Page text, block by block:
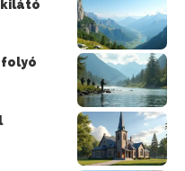
kilátó
folyó